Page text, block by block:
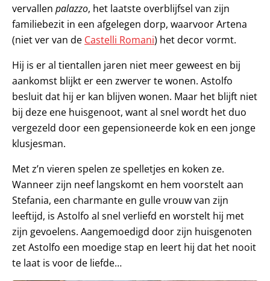
vervallen palazzo, het laatste overblijfsel van zijn
familiebezit in een afgelegen dorp, waarvoor Artena
(niet ver van de Castelli Romani) het decor vormt.
Hij is er al tientallen jaren niet meer geweest en bij
aankomst blijkt er een zwerver te wonen. Astolfo
besluit dat hij er kan blijven wonen. Maar het blijft niet
bij deze ene huisgenoot, want al snel wordt het duo
vergezeld door een gepensioneerde kok en een jonge
klusjesman.
Met z’n vieren spelen ze spelletjes en koken ze.
Wanneer zijn neef langskomt en hem voorstelt aan
Stefania, een charmante en gulle vrouw van zijn
leeftijd, is Astolfo al snel verliefd en worstelt hij met
zijn gevoelens. Aangemoedigd door zijn huisgenoten
zet Astolfo een moedige stap en leert hij dat het nooit
te laat is voor de liefde…